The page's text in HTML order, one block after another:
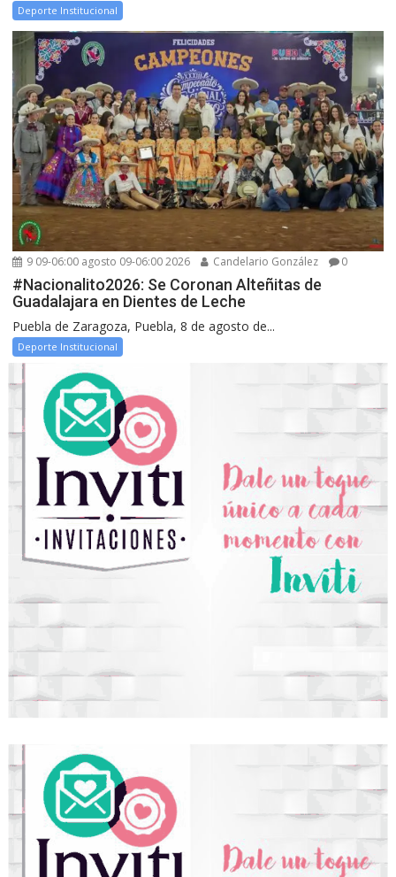
Deporte Institucional
9 09-06:00 agosto 09-06:00 2026 Candelario González 0
#Nacionalito2026: Se Coronan Alteñitas de
Guadalajara en Dientes de Leche
Puebla de Zaragoza, Puebla, 8 de agosto de...
Deporte Institucional